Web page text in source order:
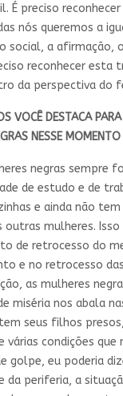
É preciso
nós queremos a
social, a afirmação,
reconhecer esta
da perspectiva do
VOCÊ DESTACA
NESSE
negras sempre
de estudo e de
e ainda não
mulheres. Isso
de retrocesso do
e no retrocesso
as mulheres
miséria nos abala
seus filhos
condições que
golpe, eu poderia
da periferia, a